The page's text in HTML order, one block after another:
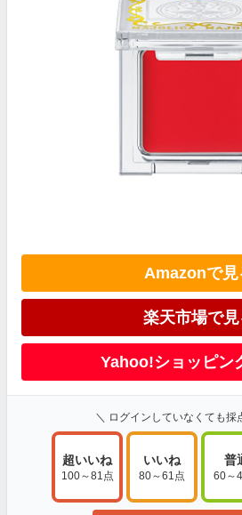
Amazonで見
楽天市場で見
Yahoo!ショッピン
＼ ログインしていなくても採
超いいね
100～81点
いいね
80～61点
普
60～